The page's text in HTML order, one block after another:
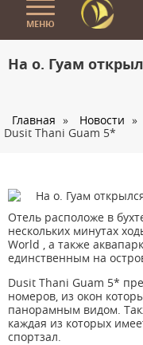
МЕНЮ
Туры
Корпоративное
Новости
Контакты
На о. Гуам
Главная » Новости »
Dusit Thani Guam 5*
Отель расположе в
нескольких минутах
World , а также
единственным на
Dusit Thani Guam 5*
номеров, из окон
панорамным видом.
каждая из которых
спортзал.